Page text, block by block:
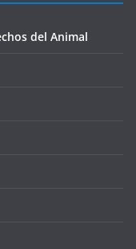
del Animal